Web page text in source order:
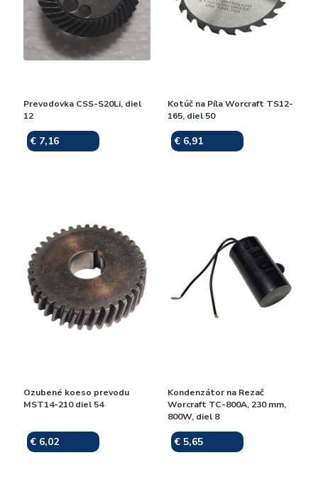
Prevodovka CSS-S20Li, diel
12
€ 7,16
Kotúč na Píla Worcraft TS12-
165, diel 50
€ 6,91
Ozubené koeso prevodu
MST14-210 diel 54
€ 6,02
Kondenzátor na Rezač
Worcraft TC-800A, 230 mm,
800W, diel 8
€ 5,65